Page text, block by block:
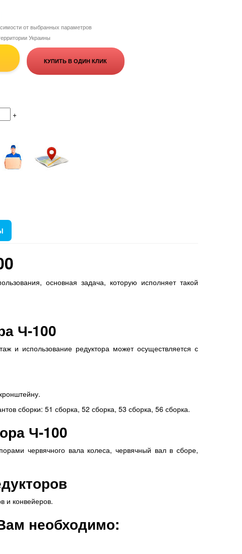
от выбранных параметров
Украины
КУПИТЬ В ОДИН КЛИК
+
основная задача, которую исполняет такой
Ч-100
и использование редуктора может осуществляется с
сборки: 51 сборка, 52 сборка, 53 сборка, 56 сборка.
Ч-100
червячного вала колеса, червячный вал в сборе,
и конвейеров.
необходимо: